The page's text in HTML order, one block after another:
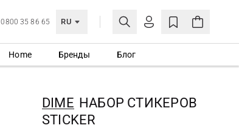
0800 35 86 65 RU
ЛИЧНЫЙ КАБИНЕТ
Home Бренды Блог
DIME НАБОР СТИКЕРОВ
STICKER